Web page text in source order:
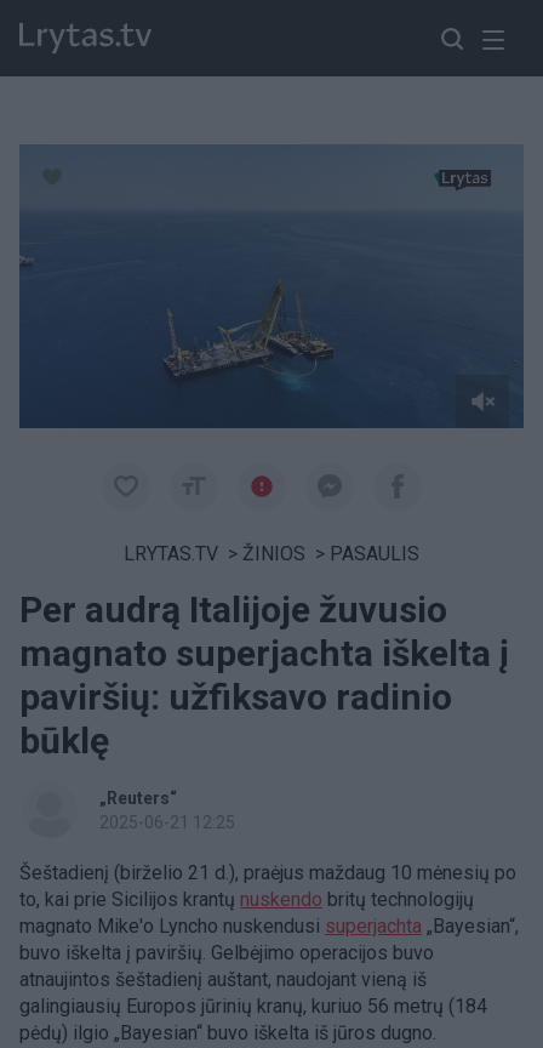
LRYTAS.TV > ŽINIOS > PASAULIS
Per audrą Italijoje žuvusio
magnato superjachta iškelta į
paviršių: užfiksavo radinio
būklę
„Reuters“
2025-06-21 12:25
Šeštadienį (birželio 21 d.), praėjus maždaug 10 mėnesių po
to, kai prie Sicilijos krantų nuskendo britų technologijų
magnato Mike'o Lyncho nuskendusi superjachta „Bayesian“,
buvo iškelta į paviršių. Gelbėjimo operacijos buvo
atnaujintos šeštadienį auštant, naudojant vieną iš
galingiausių Europos jūrinių kranų, kuriuo 56 metrų (184
pėdų) ilgio „Bayesian“ buvo iškelta iš jūros dugno.